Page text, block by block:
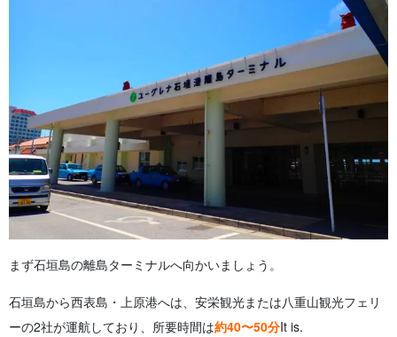
まず石垣島の離島ターミナルへ向かいましょう。
石垣島から西表島・上原港へは、安栄観光または八重山観光フェリ
ーの2社が運航しており、所要時間は約40〜50分It is.